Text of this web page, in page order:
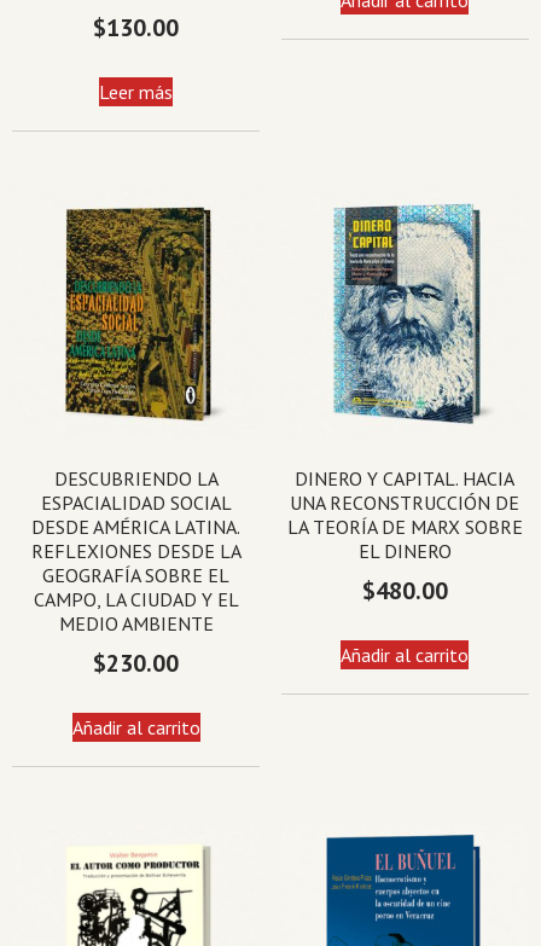
$130.00
Leer más
DESCUBRIENDO LA
ESPACIALIDAD SOCIAL
DESDE AMÉRICA LATINA.
REFLEXIONES DESDE LA
GEOGRAFÍA SOBRE EL
CAMPO, LA CIUDAD Y EL
MEDIO AMBIENTE
$230.00
Añadir al carrito
DINERO Y CAPITAL. HACIA
UNA RECONSTRUCCIÓN DE
LA TEORÍA DE MARX SOBRE
EL DINERO
$480.00
Añadir al carrito